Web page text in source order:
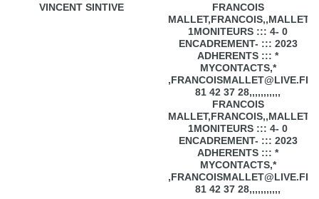
VINCENT SINTIVE
FRANCOIS
1MONITEURS ::: 4- 0
ENCADREMENT- ::: 2023
ADHERENTS ::: *
MYCONTACTS,*
81 42 37 28,,,,,,,,,,,
FRANCOIS
1MONITEURS ::: 4- 0
ENCADREMENT- ::: 2023
ADHERENTS ::: *
MYCONTACTS,*
81 42 37 28,,,,,,,,,,,